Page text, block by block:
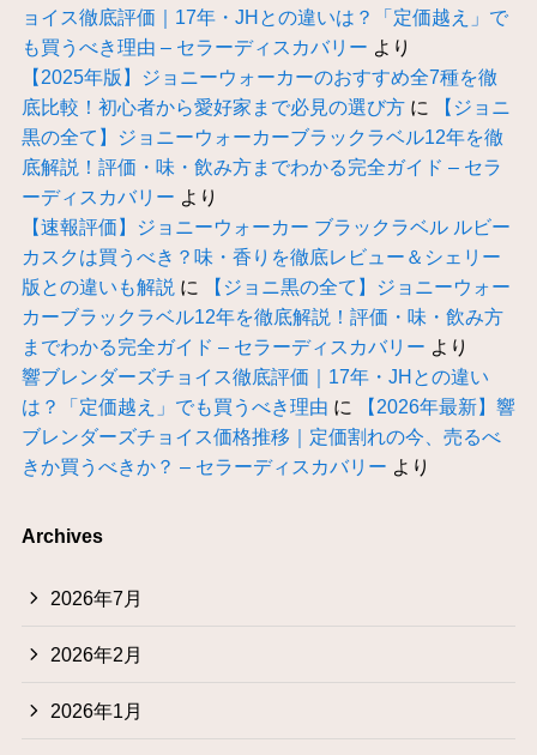
ョイス徹底評価｜17年・JHとの違いは？「定価越え」で
も買うべき理由 – セラーディスカバリー より
【2025年版】ジョニーウォーカーのおすすめ全7種を徹
底比較！初心者から愛好家まで必見の選び方に
【ジョニ
黒の全て】ジョニーウォーカーブラックラベル12年を徹
底解説！評価・味・飲み方までわかる完全ガイド – セラ
ーディスカバリー より
【速報評価】ジョニーウォーカー ブラックラベル ルビー
カスクは買うべき？味・香りを徹底レビュー＆シェリー
版との違いも解説 に
【ジョニ黒の全て】ジョニーウォー
カーブラックラベル12年を徹底解説！評価・味・飲み方
までわかる完全ガイド – セラーディスカバリー より
響ブレンダーズチョイス徹底評価｜17年・JHとの違い
は？「定価越え」でも買うべき理由 に
【2026年最新】響
ブレンダーズチョイス価格推移｜定価割れの今、売るべ
きか買うべきか？ – セラーディスカバリー より
Archives
2026年7月
2026年2月
2026年1月